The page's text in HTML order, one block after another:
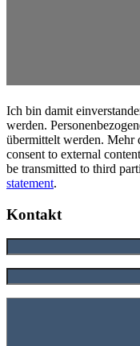
Ich bin damit
werden.
übermittelt werden. Mehr
consent to external
be transmitted to third
statement.
Kontakt